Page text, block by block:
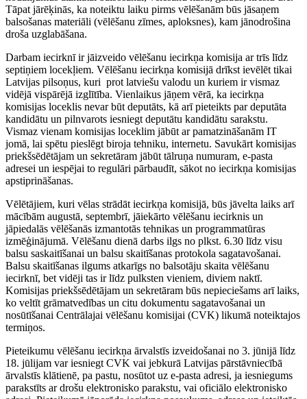
Tāpat jārēķinās, ka noteiktu laiku pirms vēlēšanām būs jāsaņem
balsošanas materiāli (vēlēšanu zīmes, aploksnes), kam jānodrošina
droša uzglabāšana.
Darbam iecirknī ir jāizveido vēlēšanu iecirkņa komisija ar trīs līdz
septiņiem locekļiem. Vēlēšanu iecirkņa komisijā drīkst ievēlēt tikai
Latvijas pilsoņus, kuri prot latviešu valodu un kuriem ir vismaz
vidējā vispārējā izglītība. Vienlaikus jāņem vērā, ka iecirkņa
komisijas loceklis nevar būt deputāts, kā arī pieteikts par deputāta
kandidātu un pilnvarots iesniegt deputātu kandidātu sarakstu.
Vismaz vienam komisijas loceklim jābūt ar pamatzināšanām IT
jomā, lai spētu pieslēgt biroja tehniku, internetu. Savukārt komisijas
priekšsēdētājam un sekretāram jābūt tālruņa numuram, e-pasta
adresei un iespējai to regulāri pārbaudīt, sākot no iecirkņa komisijas
apstiprināšanas.
Vēlētājiem, kuri vēlas strādāt iecirkņa komisijā, būs jāvelta laiks arī
mācībām augustā, septembrī, jāiekārto vēlēšanu iecirknis un
jāpiedalās vēlēšanās izmantotās tehnikas un programmatūras
izmēģinājumā. Vēlēšanu dienā darbs ilgs no plkst. 6.30 līdz visu
balsu saskaitīšanai un balsu skaitīšanas protokola sagatavošanai.
Balsu skaitīšanas ilgums atkarīgs no balsotāju skaita vēlēšanu
iecirknī, bet vidēji tas ir līdz pulksten vieniem, diviem naktī.
Komisijas priekšsēdētājam un sekretāram būs nepieciešams arī laiks,
ko veltīt grāmatvedības un citu dokumentu sagatavošanai un
nosūtīšanai Centrālajai vēlēšanu komisijai (CVK) likumā noteiktajos
termiņos.
Pieteikumu vēlēšanu iecirkņa ārvalstīs izveidošanai no 3. jūnijā līdz
18. jūlijam var iesniegt CVK vai jebkurā Latvijas pārstāvniecībā
ārvalstīs klātienē, pa pastu, nosūtot uz e-pasta adresi, ja iesniegums
parakstīts ar drošu elektronisko parakstu, vai oficiālo elektronisko